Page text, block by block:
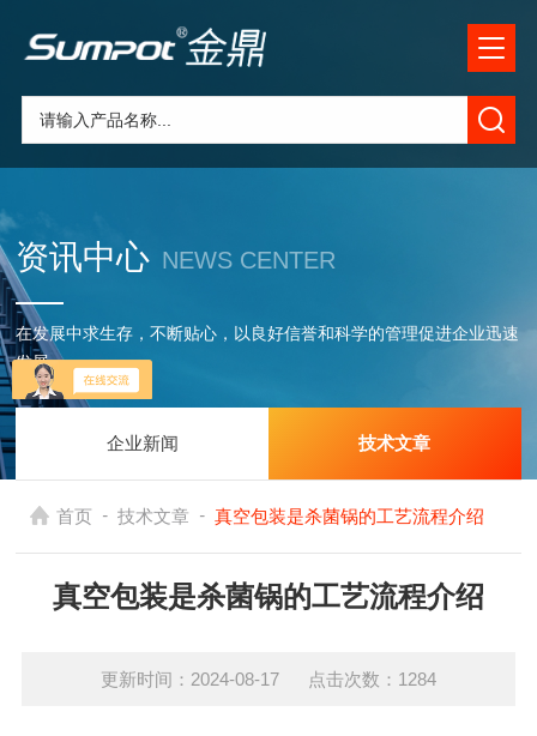
资讯中心 NEWS CENTER
在发展中求生存，不断贴心，以良好信誉和科学的管理促进企业迅速
发展
企业新闻 技术文章
首页 - 技术文章 - 真空包装是杀菌锅的工艺流程介绍
真空包装是杀菌锅的工艺流程介绍
更新时间：2024-08-17 点击次数：1284